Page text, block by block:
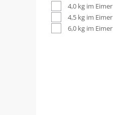
4,0 kg im Eimer
4,5 kg im Eimer
6,0 kg im Eimer